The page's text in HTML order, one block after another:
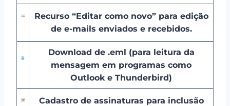
Recurso “Editar como novo”para edição
de e-mails enviados e recebidos.
Download de .eml (para leitura da
mensagem em programas como
Outlook e Thunderbird)
Cadastro de assinaturas para inclusão